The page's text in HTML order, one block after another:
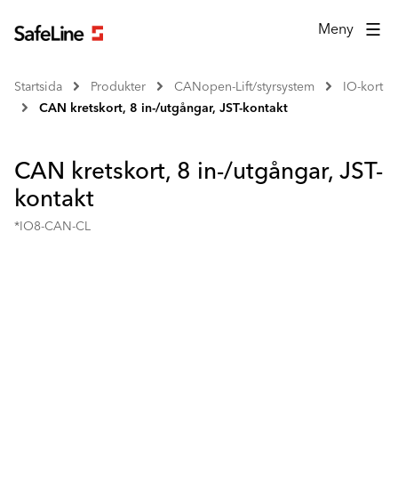
Meny
Startsida Produkter CANopen-Lift/styrsystem
IO-kort
CAN kretskort, 8 in-/utgångar, JST-kontakt
CAN kretskort, 8 in-/utgångar, JST-
kontakt
*IO8-CAN-CL